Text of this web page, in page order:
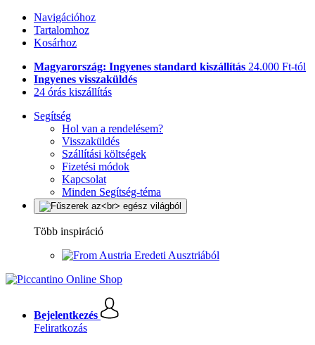
Navigációhoz
Tartalomhoz
Kosárhoz
Magyarország: Ingyenes standard kiszállítás 24.000 Ft-tól
Ingyenes visszaküldés
24 órás kiszállítás
Segítség
Hol van a rendelésem?
Visszaküldés
Szállítási költségek
Fizetési módok
Kapcsolat
Minden Segítség-téma
Több inspiráció
Eredeti Ausztriából
Bejelentkezés
Feliratkozás